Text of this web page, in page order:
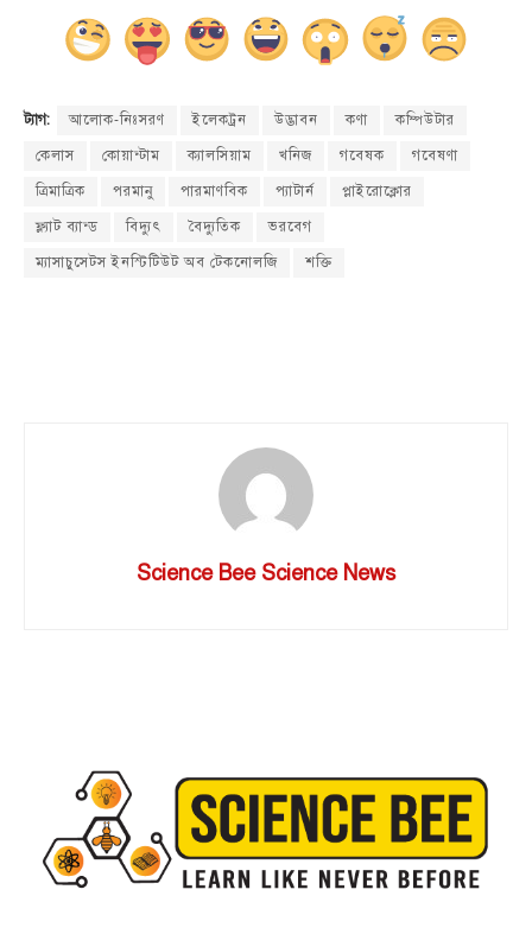
ট্যাগ: আলোক-নিঃসরণ ইলেকট্রন উদ্ভাবন কণা
কম্পিউটার
কেলাস
কোয়ান্টাম ক্যালসিয়াম খনিজ গবেষক
গবেষণা
ত্রিমাত্রিক
পরমানু পারমাণবিক প্যাটার্ন
প্লাইরোক্লোর
ফ্ল্যাট ব্যান্ড
বিদ্যুৎ বৈদ্যুতিক
ভরবেগ
ম্যাসাচুসেটস ইনস্টিটিউট অব টেকনোলজি
শক্তি
Science Bee Science News